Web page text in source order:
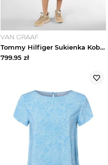
VAN GRAAF
Tommy Hilfiger Sukienka Kobiety wiskoza niebieski
799.95 zł